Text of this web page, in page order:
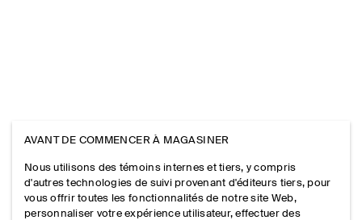
AVANT DE COMMENCER À MAGASINER
Nous utilisons des témoins internes et tiers, y compris
d'autres technologies de suivi provenant d'éditeurs tiers, pour
vous offrir toutes les fonctionnalités de notre site Web,
personnaliser votre expérience utilisateur, effectuer des